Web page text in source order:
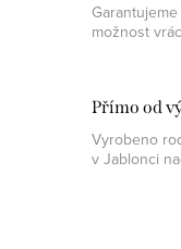
možnost
Přímo od
Vyrobeno
v Jablonci